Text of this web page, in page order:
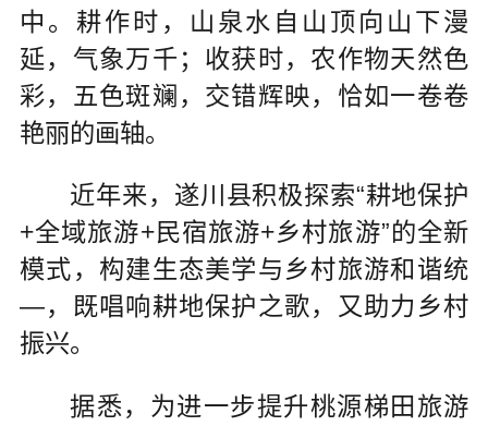
中。耕作时，山泉水自山顶向山下漫
延，气象万千；收获时，农作物天然色
彩，五色斑斓，交错辉映，恰如一卷卷
艳丽的画轴。
近年来，遂川县积极探索“耕地保护
+全域旅游+民宿旅游+乡村旅游”的全新
模式，构建生态美学与乡村旅游和谐统
—，既唱响耕地保护之歌，又助力乡村
振兴。
据悉，为进一步提升桃源梯田旅游